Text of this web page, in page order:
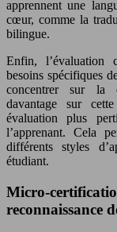
apprennent une
cœur, comme la
bilingue.
Enfin, l’évaluation
besoins spécifiques
concentrer sur la
davantage sur
évaluation plus
l’apprenant. Cela
différents styles
étudiant.
Micro-
reconnaissance